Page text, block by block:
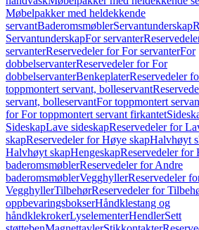
Møbelpakker med heldekkende
servantBaderomsmøblerServantunderskap
ServantunderskapFor servanter
servanterReservedeler for For servanterFor
dobbelservanterReservedeler for For
dobbelservanterBenkeplaterReservedeler
toppmontert servant, bolleservant
servant, bolleservantFor toppmontert
for For toppmontert servant firkantet
SideskapLave sideskapReservedeler for
skapReservedeler for Høye skapHalvhøyt
Halvhøyt skapHengeskapReservedeler for
baderomsmøblerReservedeler for Andre
baderomsmøblerVegghyllerReservedeler
VegghyllerTilbehørReservedeler for
oppbevaringsbokserHåndklestang og
håndklekrokerLyselementerHendlerSett